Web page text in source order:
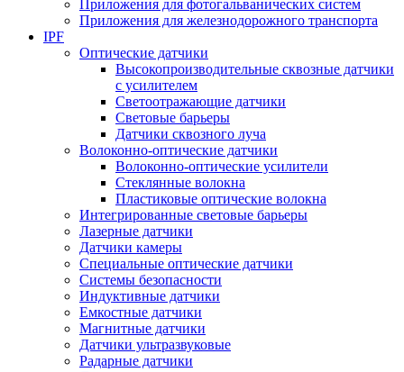
Приложения для фотогальванических систем
Приложения для железнодорожного транспорта
IPF
Оптические датчики
Высокопроизводительные сквозные датчики
с усилителем
Светоотражающие датчики
Световые барьеры
Датчики сквозного луча
Волоконно-оптические датчики
Волоконно-оптические усилители
Стеклянные волокна
Пластиковые оптические волокна
Интегрированные световые барьеры
Лазерные датчики
Датчики камеры
Специальные оптические датчики
Системы безопасности
Индуктивные датчики
Емкостные датчики
Магнитные датчики
Датчики ультразвуковые
Радарные датчики